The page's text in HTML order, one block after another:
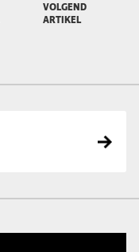
VOLGEND
ARTIKEL